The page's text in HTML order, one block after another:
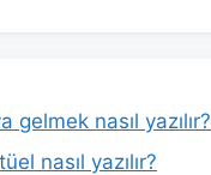
gelmek nasıl yazılır?
nasıl yazılır?